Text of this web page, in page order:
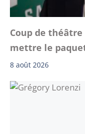
Coup de théâtre
mettre le
8 août 2026